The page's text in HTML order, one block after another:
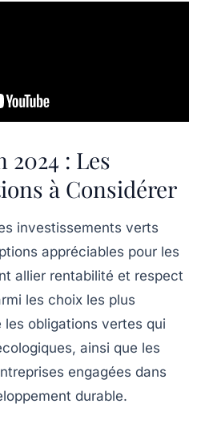
2024 : Les
à Considérer
investissements verts
appréciables pour les
allier rentabilité et respect
les choix les plus
les obligations vertes qui
ainsi que les
engagées dans
durable.